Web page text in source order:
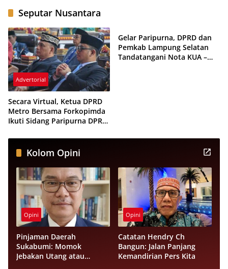
Kebersamaan Pemuda
Seputar Nusantara
Advertorial
Secara Virtual, Ketua DPRD
Metro Bersama Forkopimda
Ikuti Sidang Paripurna DPR
Gelar Paripurna, DPRD dan
Pemkab Lampung Selatan
Tandatangani Nota KUA –
Kolom Opini
Opini
Pinjaman Daerah
Sukabumi: Momok
Jebakan Utang atau
Opini
Catatan Hendry Ch
Bangun: Jalan Panjang
Kemandirian Pers Kita